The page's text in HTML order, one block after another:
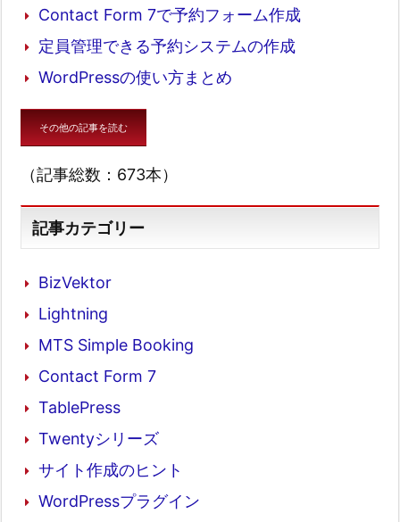
Contact Form 7で予約フォーム作成
定員管理できる予約システムの作成
WordPressの使い方まとめ
その他の記事を読む
（記事総数：673本）
記事カテゴリー
BizVektor
Lightning
MTS Simple Booking
Contact Form 7
TablePress
Twentyシリーズ
サイト作成のヒント
WordPressプラグイン